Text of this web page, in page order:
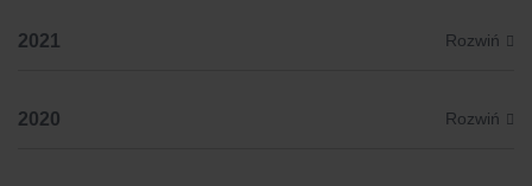
2021
2020